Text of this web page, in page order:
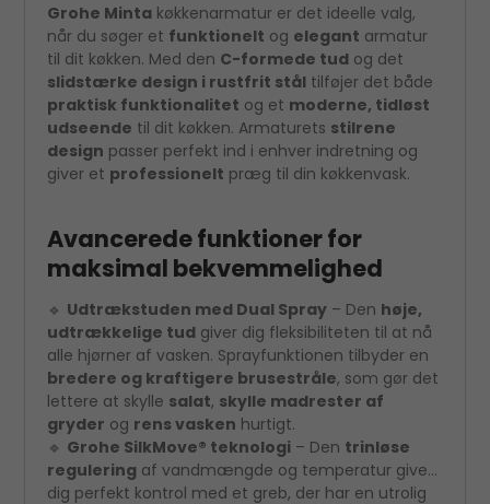
Grohe Minta køkkenarmatur er det ideelle valg,
når du søger et funktionelt og elegant armatur
til dit køkken. Med den C-formede tud og det
slidstærke design i rustfrit stål tilføjer det både
praktisk funktionalitet og et moderne, tidløst
udseende til dit køkken. Armaturets stilrene
design passer perfekt ind i enhver indretning og
giver et professionelt præg til din køkkenvask.
Avancerede funktioner for
maksimal bekvemmelighed
🔹 Udtrækstuden med Dual Spray – Den høje,
udtrækkelige tud giver dig fleksibiliteten til at nå
alle hjørner af vasken. Sprayfunktionen tilbyder en
bredere og kraftigere brusestråle, som gør det
lettere at skylle salat, skylle madrester af
gryder og rens vasken hurtigt.
🔹 Grohe SilkMove® teknologi – Den trinløse
regulering af vandmængde og temperatur giver
dig perfekt kontrol med et greb, der har en utrolig